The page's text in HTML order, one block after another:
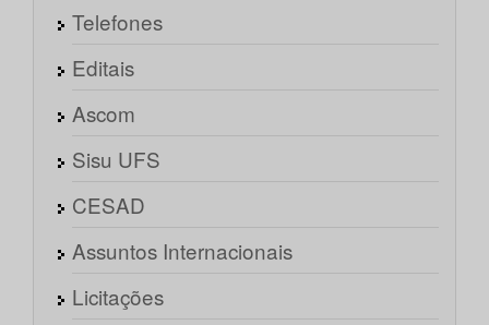
Telefones
Editais
Ascom
Sisu UFS
CESAD
Assuntos Internacionais
Licitações